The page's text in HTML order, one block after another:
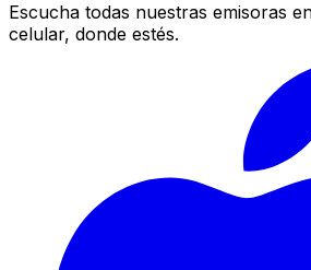
Escucha todas nuestras emisoras
celular, donde estés.